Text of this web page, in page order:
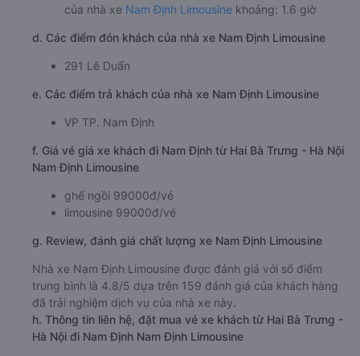
của nhà xe Nam Định Limousine khoảng: 1.6 giờ
d. Các điểm đón khách của nhà xe Nam Định Limousine
291 Lê Duẩn
e. Các điểm trả khách của nhà xe Nam Định Limousine
VP TP. Nam Định
f. Giá vé giá xe khách đi Nam Định từ Hai Bà Trưng - Hà Nội
Nam Định Limousine
ghế ngồi 99000đ/vé
limousine 99000đ/vé
g. Review, đánh giá chất lượng xe Nam Định Limousine
Nhà xe Nam Định Limousine được đánh giá với số điểm
trung bình là 4.8/5 dựa trên 159 đánh giá của khách hàng
đã trải nghiệm dịch vụ của nhà xe này.
h. Thông tin liên hệ, đặt mua vé xe khách từ Hai Bà Trưng -
Hà Nội đi Nam Định Nam Định Limousine